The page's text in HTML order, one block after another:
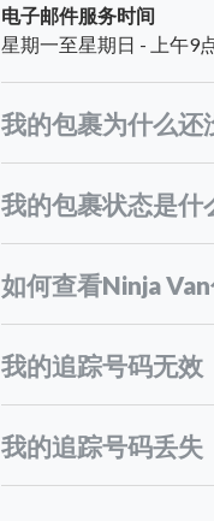
电子邮件服务时间
星期一至星期日 - 上午9
我的包裹为什么还
跨国运输时间较长：
旺季高峰期：
意外情况：
我的包裹状态是什
Pending handover to
Pending pick up：
Pending Pick Up at
Driver en-route to pick
如何查看Ninja
访问正确的跟踪页面：
国内配送
国际配送
我的追踪号码无效
我的追踪号码丢失